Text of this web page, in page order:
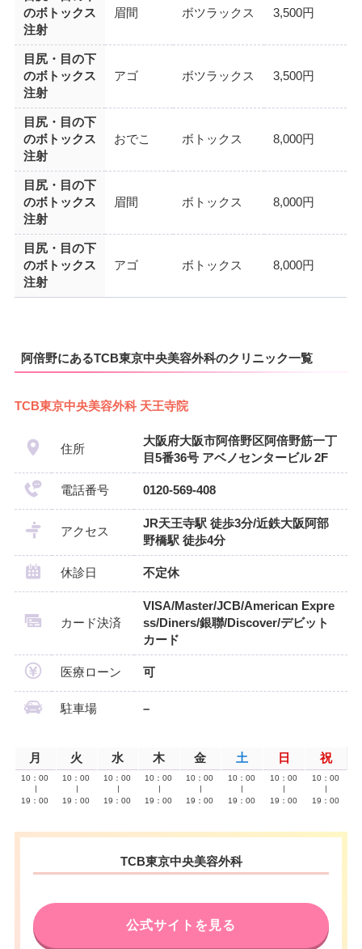
のボトックス
注射
眉間 ボツラックス 3,500円
目尻・目の下
のボトックス
注射
アゴ ボツラックス 3,500円
目尻・目の下
のボトックス
注射
おでこ ボトックス 8,000円
目尻・目の下
のボトックス
注射
眉間 ボトックス 8,000円
目尻・目の下
のボトックス
注射
アゴ ボトックス 8,000円
阿倍野にあるTCB東京中央美容外科のクリニック一覧
TCB東京中央美容外科 天王寺院
住所
大阪府大阪市阿倍野区阿倍野筋一丁
目5番36号 アベノセンタービル 2F
電話番号 0120-569-408
アクセス
JR天王寺駅 徒歩3分/近鉄大阪阿部
野橋駅 徒歩4分
休診日 不定休
カード決済
VISA/Master/JCB/American Expre
ss/Diners/銀聯/Discover/デビット
カード
医療ローン 可
駐車場 –
月 火 水 木 金 土 日 祝
10：00
19：00
10：00
19：00
10：00
19：00
10：00
19：00
10：00
19：00
10：00
19：00
10：00
19：00
10：00
19：00
TCB東京中央美容外科
公式サイトを見る